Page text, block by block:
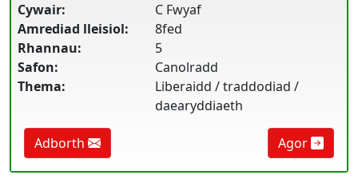
Cywair:
C Fwyaf
Amrediad lleisiol:
8fed
Rhannau:
5
Safon:
Canolradd
Thema:
Liberaidd / traddodiad /
daearyddiaeth
Adborth Agor